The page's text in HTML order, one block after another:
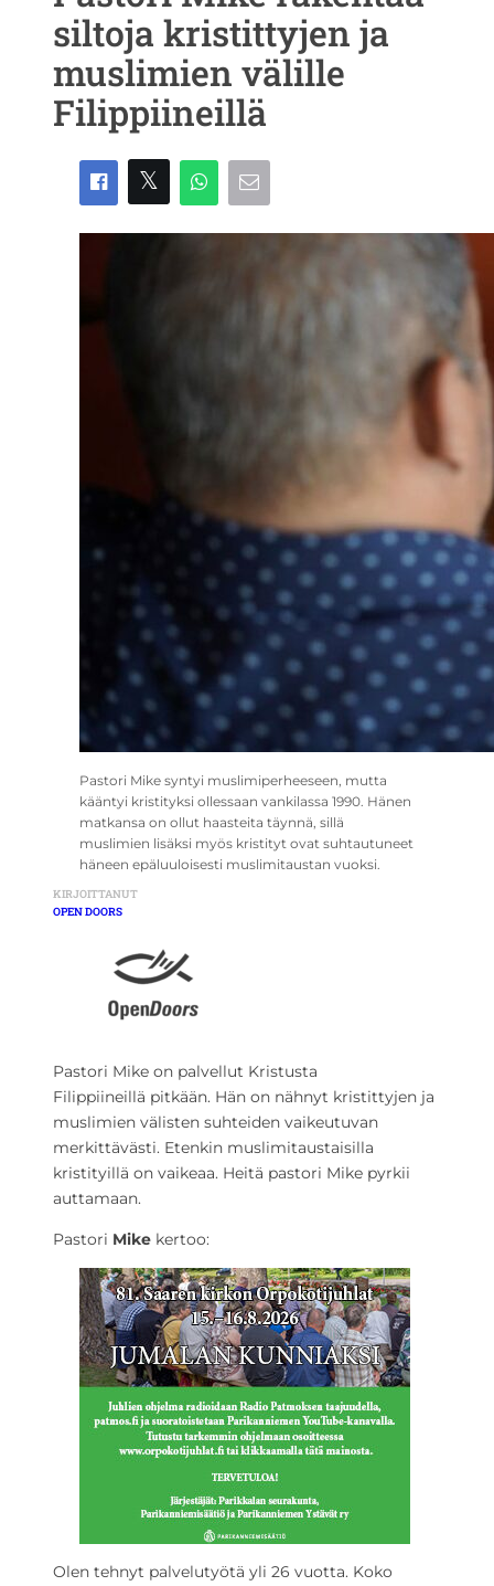
siltoja kristittyjen ja
muslimien välille
Filippiineillä
Pastori Mike syntyi muslimiperheeseen, mutta
kääntyi kristityksi ollessaan vankilassa 1990. Hänen
matkansa on ollut haasteita täynnä, sillä
muslimien lisäksi myös kristityt ovat suhtautuneet
häneen epäluuloisesti muslimitaustan vuoksi.
KIRJOITTANUT
OPEN DOORS
Pastori Mike on palvellut Kristusta
Filippiineillä pitkään. Hän on nähnyt kristittyjen ja
muslimien välisten suhteiden vaikeutuvan
merkittävästi. Etenkin muslimitaustaisilla
kristityillä on vaikeaa. Heitä pastori Mike pyrkii
auttamaan.
Pastori Mike kertoo:
Olen tehnyt palvelutyötä yli 26 vuotta. Koko